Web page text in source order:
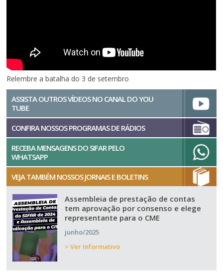
Relembre a batalha do 3 de setembro
ASSISTA OUTROS VÍDEOS NO CANAL DO YOU
TUBE
CONFIRA NOSSOS PROGRAMAS DE RÁDIOS
RECEBA MENSAGENS DO SIFAR PELO
WHATSAPP
VEJA TAMBÉM NOSSOS JORNAIS E BOLETINS
Assembleia de prestação de contas
tem aprovação por consenso e elege
representante para o CME
junho/2025
> Ver Informativo